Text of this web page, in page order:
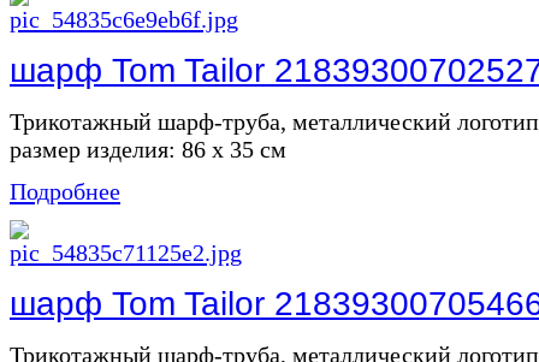
шарф Tom Tailor
Трикотажный шарф-труба, металлический
размер изделия: 86 х 35 см
Подробнее
шарф Tom Tailor
Трикотажный шарф-труба, металлический